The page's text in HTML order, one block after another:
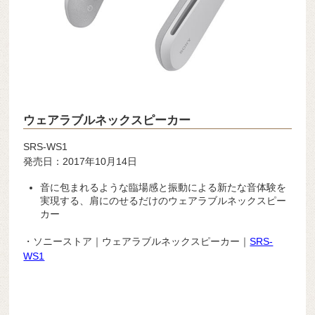
ウェアラブルネックスピーカー
SRS-WS1
発売日：2017年10月14日
音に包まれるような臨場感と振動による新たな音体験を
実現する、肩にのせるだけのウェアラブルネックスピー
カー
・ソニーストア｜ウェアラブルネックスピーカー｜SRS-
WS1